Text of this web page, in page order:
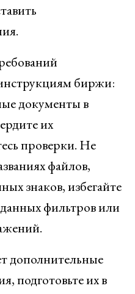
биржи:
документы в
их
проверки. Не
файлов,
знаков, избегайте
фильтров или
дополнительные
подготовьте их в